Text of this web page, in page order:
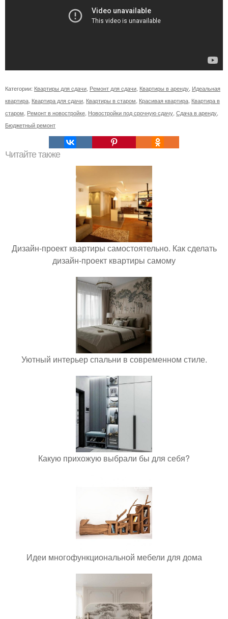
Категории: Квартиры для сдачи Ремонт для сдачи Квартиры в аренду Идеальная
квартира Квартира для сдачи Квартиры в старом Красивая квартира Квартира в
старом Ремонт в новостройке Новостройки под срочную сдачу Сдача в аренду
Бюджетный ремонт
Читайте также
Дизайн-проект квартиры самостоятельно. Как сделать
дизайн-проект квартиры самому
Уютный интерьер спальни в современном стиле.
Какую прихожую выбрали бы для себя?
Идеи многофункциональной мебели для дома